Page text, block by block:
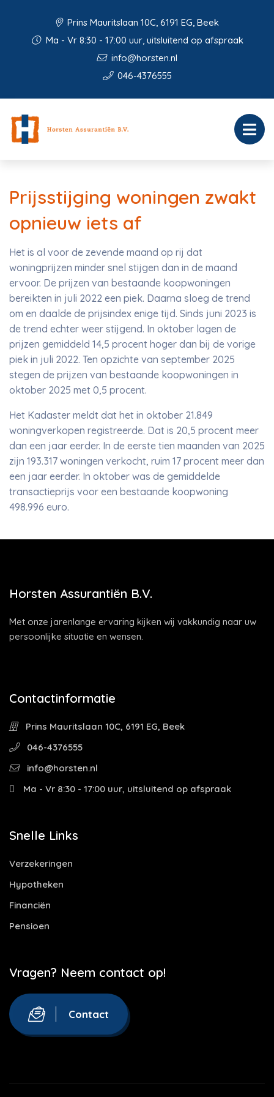
Prins Mauritslaan 10C, 6191 EG, Beek
Ma - Vr 8:30 - 17:00 uur, uitsluitend op afspraak
info@horsten.nl
046-4376555
Prijsstijging woningen zwakt
opnieuw iets af
Het is al voor de zevende maand op rij dat
woningprijzen minder snel stijgen dan in de maand
ervoor. De prijzen van bestaande koopwoningen
bereikten in juli 2022 een piek. Daarna sloeg de trend
om en daalde de prijsindex enige tijd. Sinds juni 2023 is
de trend echter weer stijgend. In oktober lagen de
prijzen gemiddeld 14,5 procent hoger dan bij de vorige
piek in juli 2022. Ten opzichte van september 2025
stegen de prijzen van bestaande koopwoningen in
oktober 2025 met 0,5 procent.
Het Kadaster meldt dat het in oktober 21.849
woningverkopen registreerde. Dat is 20,5 procent meer
dan een jaar eerder. In de eerste tien maanden van 2025
zijn 193.317 woningen verkocht, ruim 17 procent meer dan
een jaar eerder. In oktober was de gemiddelde
transactieprijs voor een bestaande koopwoning
498.996 euro.
Horsten Assurantiën B.V.
Met onze jarenlange ervaring kijken wij vakkundig naar uw
persoonlijke situatie en wensen.
Contactinformatie
Prins Mauritslaan 10C, 6191 EG, Beek
046-4376555
info@horsten.nl
Ma - Vr 8:30 - 17:00 uur, uitsluitend op afspraak
Snelle Links
Verzekeringen
Hypotheken
Financiën
Pensioen
Vragen? Neem contact op!
Contact